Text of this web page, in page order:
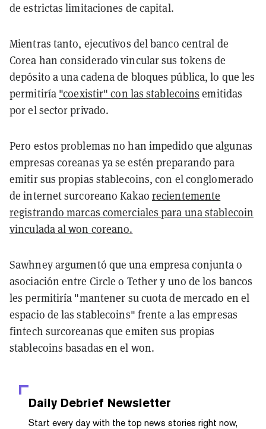
de estrictas limitaciones de capital.
Mientras tanto, ejecutivos del banco central de
Corea han considerado vincular sus tokens de
depósito a una cadena de bloques pública, lo que les
permitiría "coexistir" con las stablecoins emitidas
por el sector privado.
Pero estos problemas no han impedido que algunas
empresas coreanas ya se estén preparando para
emitir sus propias stablecoins, con el conglomerado
de internet surcoreano Kakao recientemente
registrando marcas comerciales para una stablecoin
vinculada al won coreano.
Sawhney argumentó que una empresa conjunta o
asociación entre Circle o Tether y uno de los bancos
les permitiría "mantener su cuota de mercado en el
espacio de las stablecoins" frente a las empresas
fintech surcoreanas que emiten sus propias
stablecoins basadas en el won.
Daily Debrief Newsletter
Start every day with the top news stories right now,